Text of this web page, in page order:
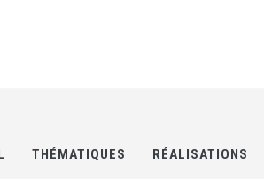
THÉMATIQUES RÉALISATIONS